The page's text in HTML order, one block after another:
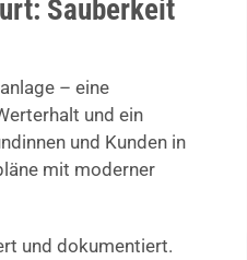
Sauberkeit
– eine
und ein
und Kunden in
mit moderner
und dokumentiert.